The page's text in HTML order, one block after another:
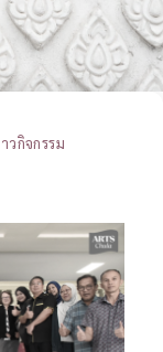
วกิจกรรม